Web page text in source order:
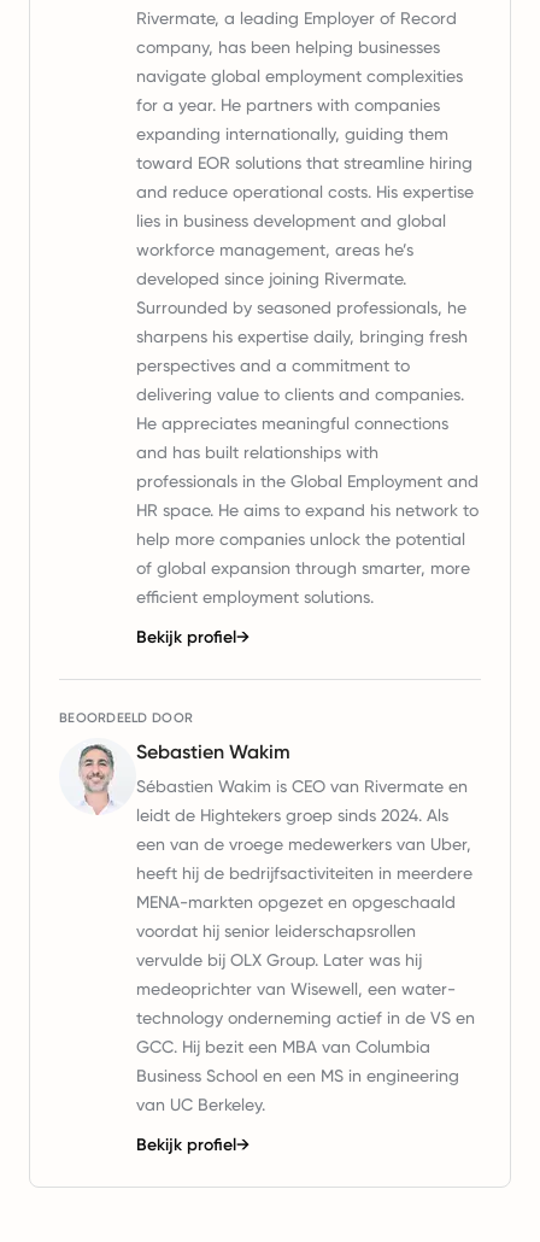
Rivermate, a leading Employer of Record
company, has been helping businesses
navigate global employment complexities
for a year. He partners with companies
expanding internationally, guiding them
toward EOR solutions that streamline hiring
and reduce operational costs. His expertise
lies in business development and global
workforce management, areas he’s
developed since joining Rivermate.
Surrounded by seasoned professionals, he
sharpens his expertise daily, bringing fresh
perspectives and a commitment to
delivering value to clients and companies.
He appreciates meaningful connections
and has built relationships with
professionals in the Global Employment and
HR space. He aims to expand his network to
help more companies unlock the potential
of global expansion through smarter, more
efficient employment solutions.
Bekijk profiel→
BEOORDEELD DOOR
Sebastien Wakim
Sébastien Wakim is CEO van Rivermate en
leidt de Hightekers groep sinds 2024. Als
een van de vroege medewerkers van Uber,
heeft hij de bedrijfsactiviteiten in meerdere
MENA-markten opgezet en opgeschaald
voordat hij senior leiderschapsrollen
vervulde bij OLX Group. Later was hij
medeoprichter van Wisewell, een water-
technology onderneming actief in de VS en
GCC. Hij bezit een MBA van Columbia
Business School en een MS in engineering
van UC Berkeley.
Bekijk profiel→